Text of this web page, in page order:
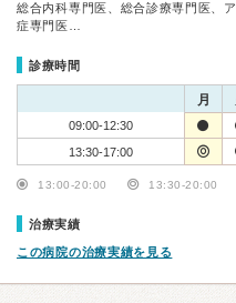
総合内科専門医、総合診療専門医、
症専門医…
診療時間
月
09:00-12:30
13:30-17:00
13:00-20:00 13:30-20:00
治療実績
この病院の治療実績を見る